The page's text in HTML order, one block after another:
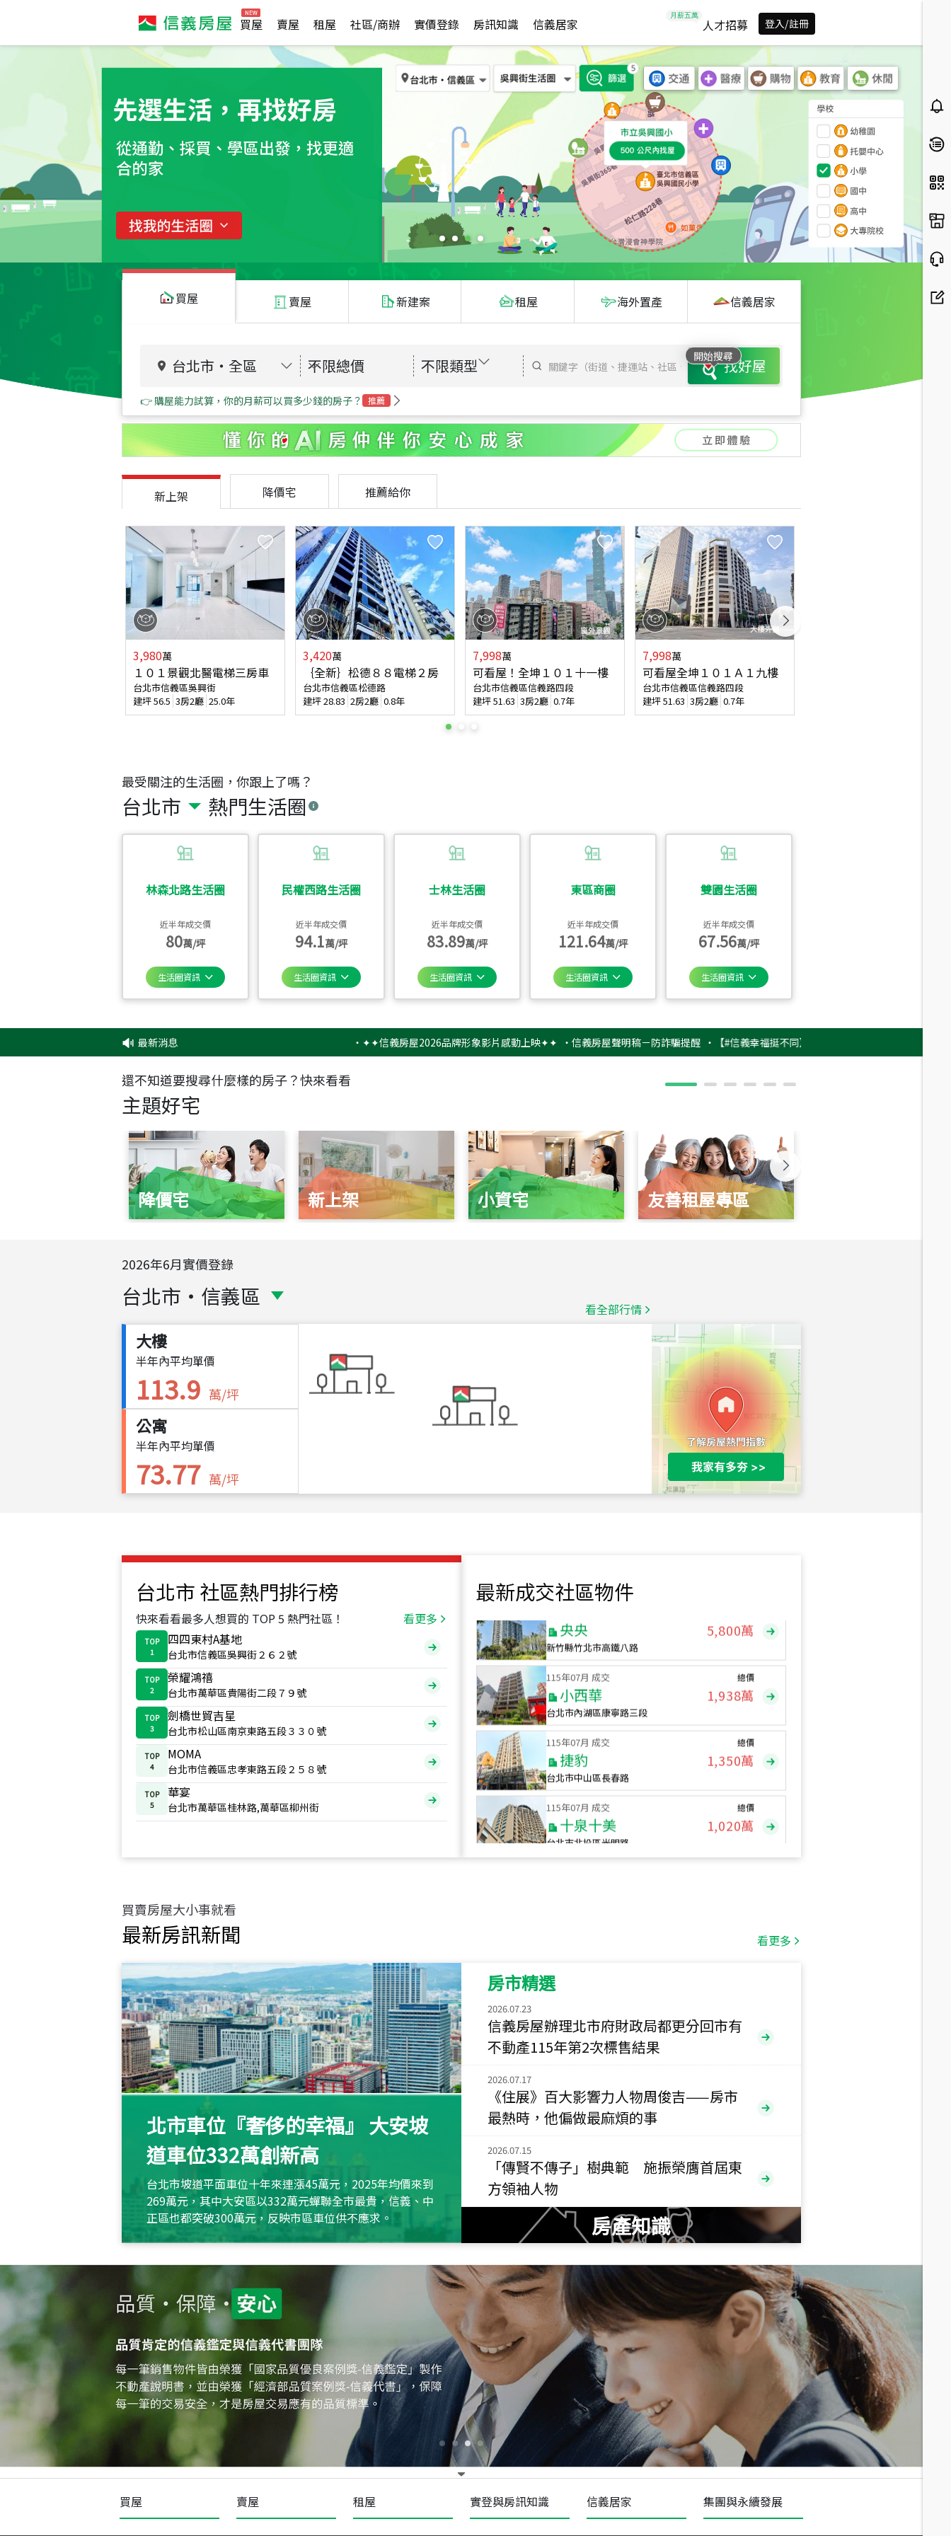
買屋 賣屋 租屋 社區/商辦 實價登錄 房訊知識 信義居家 人才招募 登入/註冊
買屋 賣屋 新建案 租屋 海外置產 信義居家
台北市 ・ 全區 不限總價 不限類型 開始搜尋找好屋
👉 購屋能力試算，你的月薪可以買多少錢的房子？ 推薦
最受關注的生活圈，你跟上了嗎？
台北市 熱門生活圈
林森北路生活圈
近半年成交價
80萬/坪
生活圈資訊
民權西路生活圈
近半年成交價
94.1萬/坪
生活圈資訊
士林生活圈
近半年成交價
83.89萬/坪
生活圈資訊
東區商圈
近半年成交價
121.64萬/坪
生活圈資訊
雙園生活圈
近半年成交價
67.56萬/坪
生活圈資訊
新上架 降價宅 推薦給你
3,980萬
１０１景觀北醫電梯三房車
台北市信義區吳興街
建坪56.5 3房2廳 25.0年
3,420萬
｛全新｝松德８８電梯２房
台北市信義區松德路
建坪28.83 2房2廳 0.8年
7,998萬
可看屋！全坤１０１十一樓
台北市信義區信義路四段
建坪51.63 3房2廳 0.7年
7,998萬
可看屋全坤１０１Ａ１九樓
台北市信義區信義路四段
建坪51.63 3房2廳 0.7年
最新消息 ✦✦信義房屋2026品牌形象影片感動上映✦✦ ‧信義房屋聲明稿－防詐騙提醒 ‧【#信義幸福挺不同】用實力，讓升職免抽號碼牌！最新雇主
還不知道要搜尋什麼樣的房子？快來看看
主題好宅
降價宅 新上架 小資宅 友善租屋專區
2026年6月實價登錄
台北市 ・ 信義區 看全部行情
大樓
半年內平均單價
113.9 萬/坪
公寓
半年內平均單價
73.77 萬/坪
台北市 社區熱門排行榜
快來看看最多人想買的 TOP 5 熱門社區！ 看更多
TOP
1
四四東村A基地
台北市信義區吳興街２６２號
TOP
2
榮耀鴻禧
台北市萬華區貴陽街二段７９號
TOP
3
劍橋世貿吉星
台北市松山區南京東路五段３３０號
TOP
4
MOMA
台北市信義區忠孝東路五段２５８號
TOP
5
華宴
台北市萬華區桂林路,萬華區柳州街
最新成交社區物件
台北市中山區長春路
1,020萬
總價
490萬
總價
1,808萬
115年07月 成交
新竹縣竹北市高鐵八路
小西華
台北市內湖區康寧路三段
1,938萬
捷豹
台北市中山區長春路
1,350萬
十泉十美
台北市北投區光明路
1,020萬
115年07月 成交 總價
115
新北市永和區環河西路二段
115年07月 成交
央央
新竹縣竹北市高鐵八路
5,800萬
115年07月 成交
小西華 1,938萬
115
台北市中山區長春路
115年07月 成交
十泉十美
台北市北投區光明路
總價
1,020萬
115 年 07月 成交
四維天廈
新竹市新竹市四維路
總價
490萬
115 月 成交
菁英典藏
新竹市新竹市慈祥路
買賣房屋大小事就看
最新房訊新聞 看更多
北市車位『奢侈的幸福』 大安坡
道車位332萬創新高
台北市坡道平面車位十年來連漲45萬元，2025年均價來到
269萬元，其中大安區以332萬元蟬聯全市最貴，信義、中
正區也都突破300萬元，反映市區車位供不應求。
房市精選
2026.07.23
信義房屋辦理北市府財政局都更分回市有
不動產115年第2次標售結果
2026.07.17
《住展》百大影響力人物周俊吉——房市
最熱時，他偏做最麻煩的事
2026.07.15
「傳賢不傳子」樹典範 施振榮膺首屆東
方領袖人物
房產知識
買屋 賣屋 租屋 實登與房訊知識 信義居家 集團與永續發展